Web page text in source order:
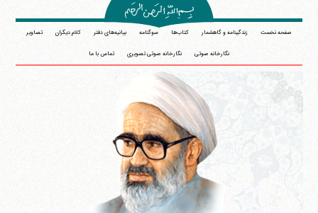
صفحه نخست زندگینامه و گاهشمار کتاب‌ها سوگنامه بیانیه‌های دفتر کلام دیگران تصاویر
نگارخانه صوتی نگارخانه صوتی تصویری تماس با ما